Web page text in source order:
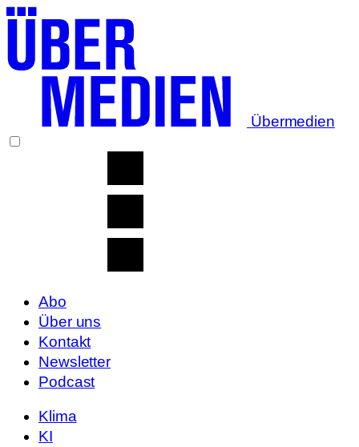
Übermedien
Abo
Über uns
Kontakt
Newsletter
Podcast
Klima
KI